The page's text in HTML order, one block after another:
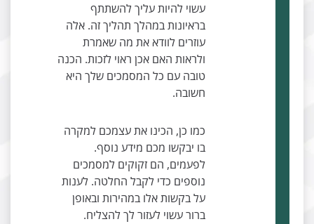
עשוי להיות עליך להשתתף
בראיונות במהלך תהליך זה. אלה
עוזרים לוודא את מה שאמרת
ולראות האם אכן ראוי לזכות. הכנה
טובה עם כל המסמכים שלך היא
כמו כן, הכינו את עצמכם למקרה
בו יבקשו מכם מידע נוסף.
לפעמים, הם זקוקים למסמכים
נוספים כדי לקבל החלטה. לענות
על בקשות אלו במהירות ובאופן
ברור עשוי לעזור לך להצליח.